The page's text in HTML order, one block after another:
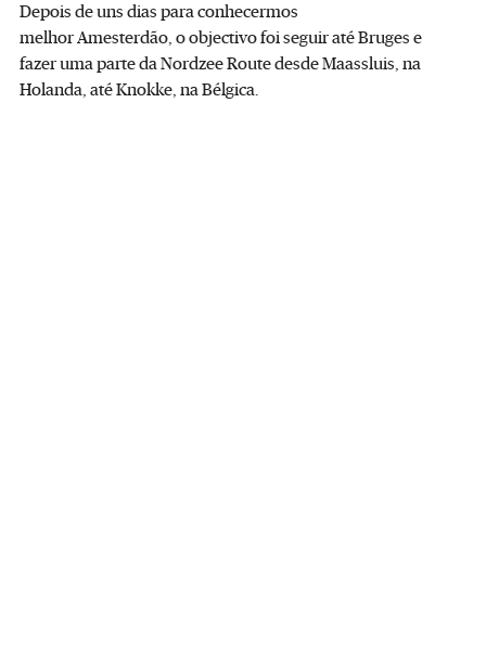
Depois de uns dias para conhecermos
melhor Amesterdão, o objectivo foi seguir até Bruges e
fazer uma parte da Nordzee Route desde Maassluis, na
Holanda, até Knokke, na Bélgica.